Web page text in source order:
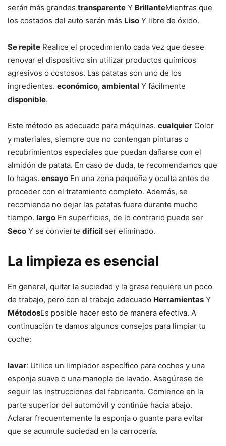
serán más grandes transparente Y BrillanteMientras que
los costados del auto serán más Liso Y libre de óxido.
Se repite Realice el procedimiento cada vez que desee
renovar el dispositivo sin utilizar productos químicos
agresivos o costosos. Las patatas son uno de los
ingredientes. económico, ambiental Y fácilmente
disponible.
Este método es adecuado para máquinas. cualquier Color
y materiales, siempre que no contengan pinturas o
recubrimientos especiales que puedan dañarse con el
almidón de patata. En caso de duda, te recomendamos que
lo hagas. ensayo En una zona pequeña y oculta antes de
proceder con el tratamiento completo. Además, se
recomienda no dejar las patatas fuera durante mucho
tiempo. largo En superficies, de lo contrario puede ser
Seco Y se convierte difícil ser eliminado.
La limpieza es esencial
En general, quitar la suciedad y la grasa requiere un poco
de trabajo, pero con el trabajo adecuado Herramientas Y
MétodosEs posible hacer esto de manera efectiva. A
continuación te damos algunos consejos para limpiar tu
coche:
lavar: Utilice un limpiador específico para coches y una
esponja suave o una manopla de lavado. Asegúrese de
seguir las instrucciones del fabricante. Comience en la
parte superior del automóvil y continúe hacia abajo.
Aclarar frecuentemente la esponja o guante para evitar
que se acumule suciedad en la carrocería.